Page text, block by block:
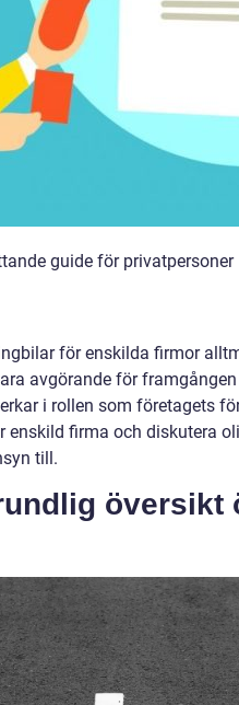
guide för privatpersoner
för enskilda firmor
avgörande för
i rollen som företagets
firma och diskutera
till.
översikt